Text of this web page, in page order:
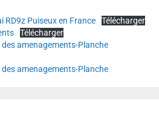
RD9z Puiseux en France
Télécharger
Télécharger
des amenagements-Planche
des amenagements-Planche